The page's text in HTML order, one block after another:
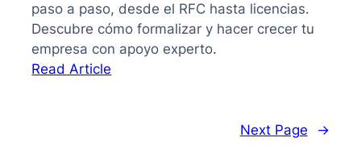
paso a paso, desde el RFC hasta licencias.
Descubre cómo formalizar y hacer crecer tu
empresa con apoyo experto.
Read Article
Next Page →